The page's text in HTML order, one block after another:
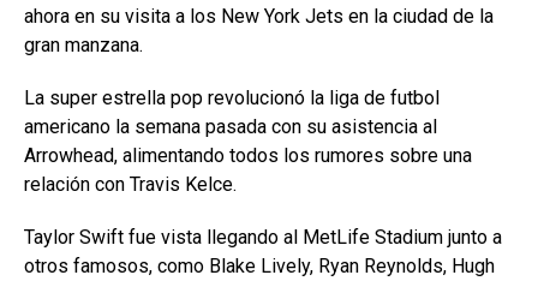
ahora en su visita a los New York Jets en la ciudad de la
gran manzana.
La super estrella pop revolucionó la liga de futbol
americano la semana pasada con su asistencia al
Arrowhead, alimentando todos los rumores sobre una
relación con Travis Kelce.
Taylor Swift fue vista llegando al MetLife Stadium junto a
otros famosos, como Blake Lively, Ryan Reynolds, Hugh